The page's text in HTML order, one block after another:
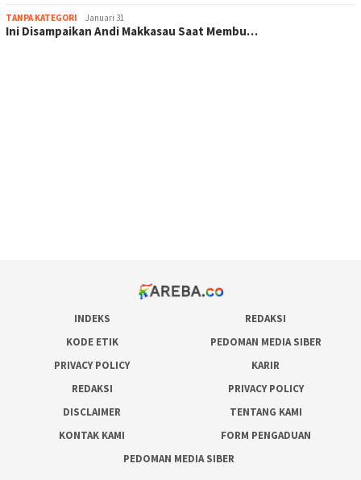
TANPA KATEGORI Januari 31
Ini Disampaikan Andi Makkasau Saat Membu…
INDEKS
REDAKSI
KODE ETIK
PEDOMAN MEDIA SIBER
PRIVACY POLICY
KARIR
REDAKSI
PRIVACY POLICY
DISCLAIMER
TENTANG KAMI
KONTAK KAMI
FORM PENGADUAN
PEDOMAN MEDIA SIBER